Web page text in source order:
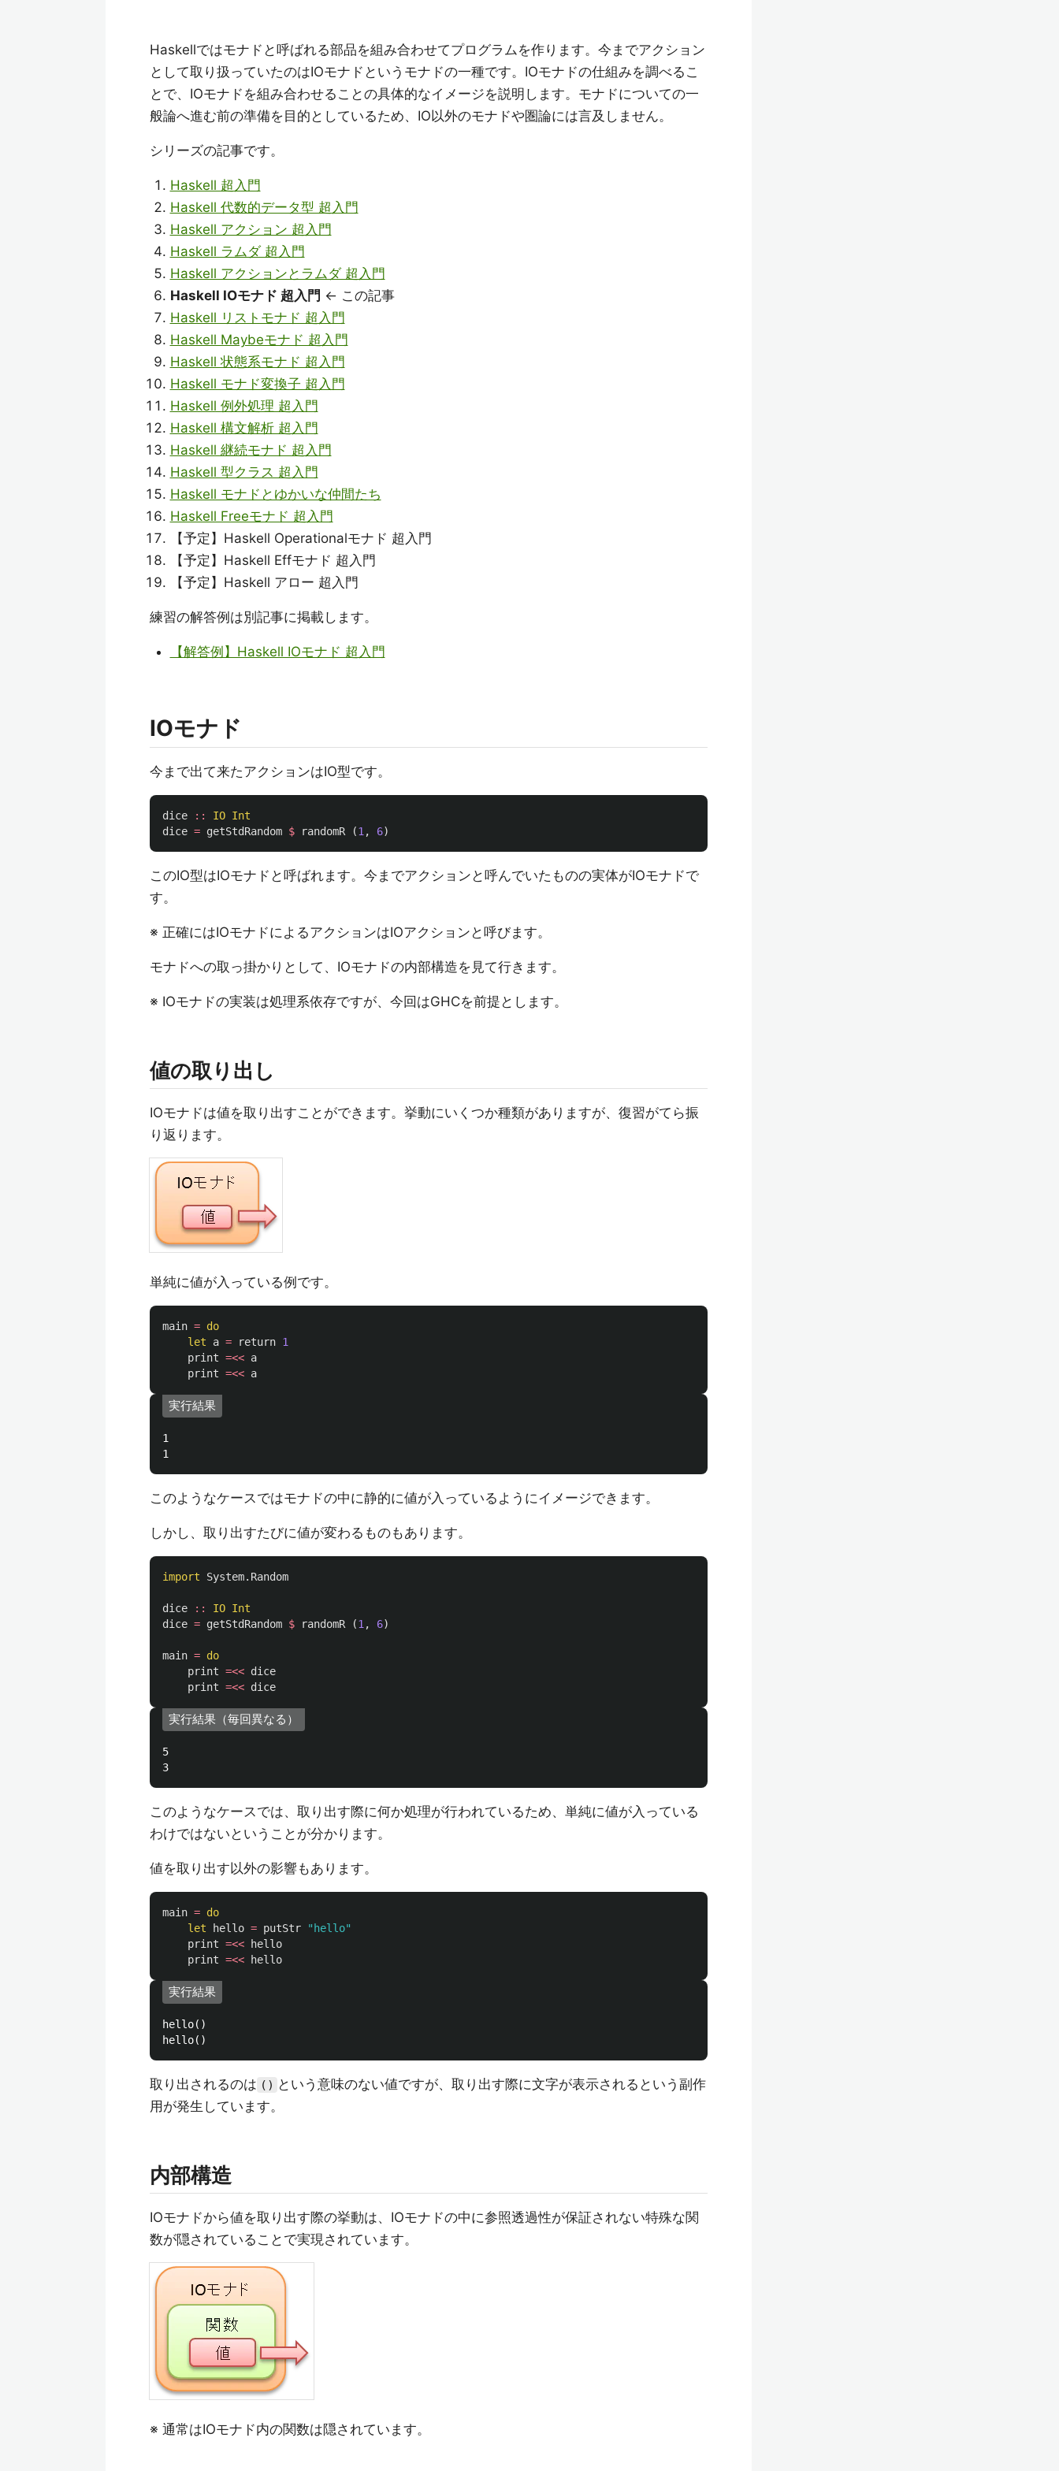
Haskellではモナドと呼ばれる部品を組み合わせてプログラムを作ります。今までアクション
として取り扱っていたのはIOモナドというモナドの一種です。IOモナドの仕組みを調べるこ
とで、IOモナドを組み合わせることの具体的なイメージを説明します。モナドについての一
般論へ進む前の準備を目的としているため、IO以外のモナドや圏論には言及しません。
シリーズの記事です。
Haskell 超入門
Haskell 代数的データ型 超入門
Haskell アクション 超入門
Haskell ラムダ 超入門
Haskell アクションとラムダ 超入門
Haskell IOモナド 超入門 ← この記事
Haskell リストモナド 超入門
Haskell Maybeモナド 超入門
Haskell 状態系モナド 超入門
Haskell モナド変換子 超入門
Haskell 例外処理 超入門
Haskell 構文解析 超入門
Haskell 継続モナド 超入門
Haskell 型クラス 超入門
Haskell モナドとゆかいな仲間たち
Haskell Freeモナド 超入門
【予定】Haskell Operationalモナド 超入門
【予定】Haskell Effモナド 超入門
【予定】Haskell アロー 超入門
練習の解答例は別記事に掲載します。
【解答例】Haskell IOモナド 超入門
IOモナド
今まで出て来たアクションはIO型です。
dice :: IO Int
dice = getStdRandom $ randomR (1 , 6)
このIO型はIOモナドと呼ばれます。今までアクションと呼んでいたものの実体がIOモナドで
す。
※ 正確にはIOモナドによるアクションはIOアクションと呼びます。
モナドへの取っ掛かりとして、IOモナドの内部構造を見て行きます。
※ IOモナドの実装は処理系依存ですが、今回はGHCを前提とします。
値の取り出し
IOモナドは値を取り出すことができます。挙動にいくつか種類がありますが、復習がてら振
り返ります。
単純に値が入っている例です。
main = do
let
a = return 1
print =<< a
print =<< a
実行結果
1
このようなケースではモナドの中に静的に値が入っているようにイメージできます。
しかし、取り出すたびに値が変わるものもあります。
import System.Random
dice :: IO Int
dice = getStdRandom $ randomR (1 , 6)
main = do
print =<< dice
print =<< dice
実行結果（毎回異なる）
5
このようなケースでは、取り出す際に何か処理が行われているため、単純に値が入っている
わけではないということが分かります。
値を取り出す以外の影響もあります。
main = do
let
hello = putStr
"hello"
print =<<
hello
print =<< hello
実行結果
hello()
取り出されるのは () という意味のない値ですが、取り出す際に文字が表示されるという副作
用が発生しています。
内部構造
IOモナドから値を取り出す際の挙動は、IOモナドの中に参照透過性が保証されない特殊な関
数が隠されていることで実現されています。
※ 通常はIOモナド内の関数は隠されています。